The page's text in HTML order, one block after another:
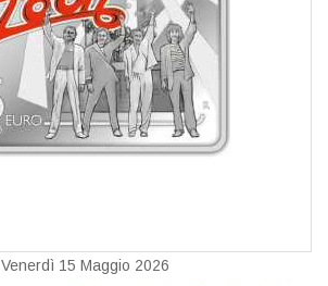
Venerdì 15 Maggio 2026